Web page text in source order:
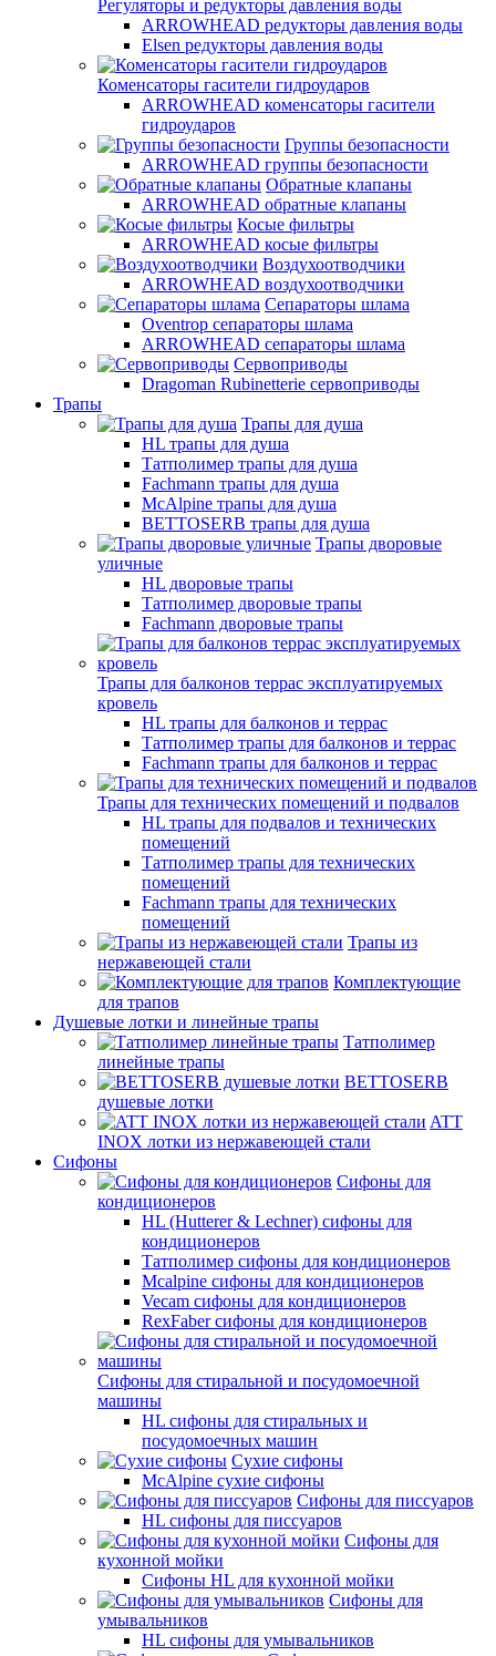
Регуляторы и редукторы давления воды
ARROWHEAD редукторы давления воды
Elsen редукторы давления воды
Коменсаторы гасители гидроударов
ARROWHEAD коменсаторы гасители
гидроударов
Группы безопасности
ARROWHEAD группы безопасности
Обратные клапаны
ARROWHEAD обратные клапаны
Косые фильтры
ARROWHEAD косые фильтры
Воздухоотводчики
ARROWHEAD воздухоотводчики
Сепараторы шлама
Oventrop cепараторы шлама
ARROWHEAD сепараторы шлама
Сервоприводы
Dragoman Rubinetterie сервоприводы
Трапы
Трапы для душа
HL трапы для душа
Татполимер трапы для душа
Fachmann трапы для душа
McAlpine трапы для душа
BETTOSERB трапы для душа
Трапы дворовые
уличные
HL дворовые трапы
Татполимер дворовые трапы
Fachmann дворовые трапы
Трапы для балконов террас эксплуатируемых
кровель
HL трапы для балконов и террас
Татполимер трапы для балконов и террас
Fachmann трапы для балконов и террас
Трапы для технических помещений и подвалов
HL трапы для подвалов и технических
помещений
Татполимер трапы для технических
помещений
Fachmann трапы для технических
помещений
Трапы из
нержавеющей стали
Комплектующие
для трапов
Душевые лотки и линейные трапы
Татполимер
линейные трапы
BETTOSERB
душевые лотки
ATT
INOX лотки из нержавеющей стали
Сифоны
Сифоны для
кондиционеров
HL (Hutterer & Lechner) сифоны для
кондиционеров
Татполимер сифоны для кондиционеров
Mcalpine сифоны для кондиционеров
Vecam сифоны для кондиционеров
RexFaber сифоны для кондиционеров
Сифоны для стиральной и посудомоечной
машины
HL сифоны для стиральных и
посудомоечных машин
Сухие сифоны
McAlpine сухие сифоны
Сифоны для писсуаров
HL сифоны для писсуаров
Сифоны для
кухонной мойки
Сифоны HL для кухонной мойки
Сифоны для
умывальников
HL сифоны для умывальников